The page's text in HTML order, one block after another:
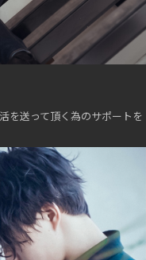
を送って頂く為のサポートを